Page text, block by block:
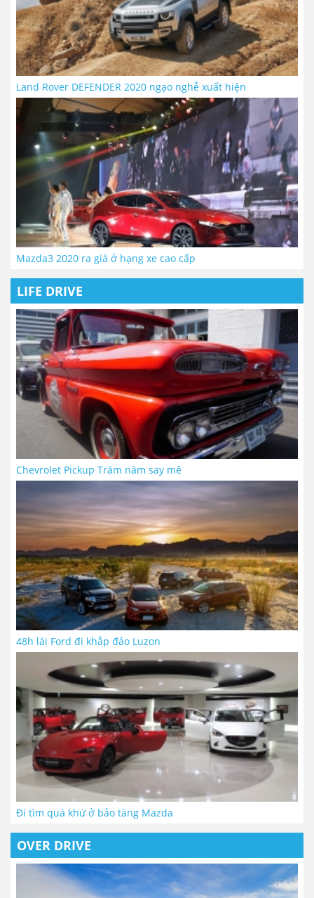
Land Rover DEFENDER 2020 ngạo nghễ xuất hiện
Mazda3 2020 ra giá ở hạng xe cao cấp
LIFE DRIVE
Chevrolet Pickup Trăm năm say mê
48h lái Ford đi khắp đảo Luzon
Đi tìm quá khứ ở bảo tàng Mazda
OVER DRIVE